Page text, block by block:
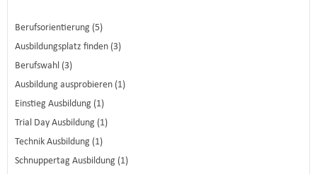
Berufsorientierung (5)
Ausbildungsplatz finden (3)
Berufswahl (3)
Ausbildung ausprobieren (1)
Einstieg Ausbildung (1)
Trial Day Ausbildung (1)
Technik Ausbildung (1)
Schnuppertag Ausbildung (1)